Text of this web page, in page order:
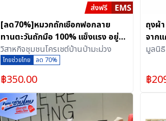
[ลด70%]หมวกถักเชือกฟอกลาย
ทานตะวันถักมือ 100% แข็งแรง อยู่
ทรง สวมใส่สบาย (ไทยเด็ด)
วิสาหกิจชุมชนโครเชต์บ้านป่ามะม่วง
ไทยช่วยไทย ลด 70%
฿350.00
ถุงผ้
จาก
มูลนิ
฿